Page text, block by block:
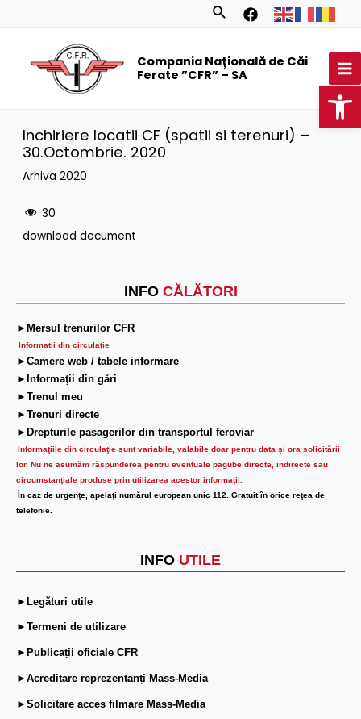
Search
Compania Națională de Căi
Ferate ”CFR” – SA
INFO CĂLĂTORI
►Mersul trenurilor CFR
Informatii din circulaţie
►Camere web / tabele informare
►Informaţii din gări
►Trenul meu
►Trenuri directe
►Drepturile pasagerilor din transportul feroviar
Informaţiile din circulaţie sunt variabile, valabile doar pentru data şi ora solicitării
lor. Nu ne asumăm răspunderea pentru eventuale pagube directe, indirecte sau
circumstanțiale produse prin utilizarea acestor informații.
În caz de urgenţe, apelaţi numărul european unic 112. Gratuit în orice reţea de
telefonie.
INFO UTILE
►Legături utile
►Termeni de utilizare
►Publicații oficiale CFR
►Acreditare reprezentanți Mass-Media
►Solicitare acces filmare Mass-Media
Inchiriere locatii CF (spatii si terenuri) –
30.Octombrie. 2020
Arhiva 2020
30
download document